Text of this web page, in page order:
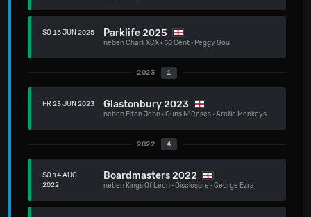
SO 15 JUN 2025 Parklife 2025
nebenCharli XCX·50 Cent· Peggy Gou
2023 1
FR 23 JUN 2023 Glastonbury 2023
neben Elton John·Guns N' Roses·Arctic Monkeys
2022 4
SO 14 AUG
2022
Boardmasters 2022
neben Kings Of Leon· Disclosure ·George Ezra